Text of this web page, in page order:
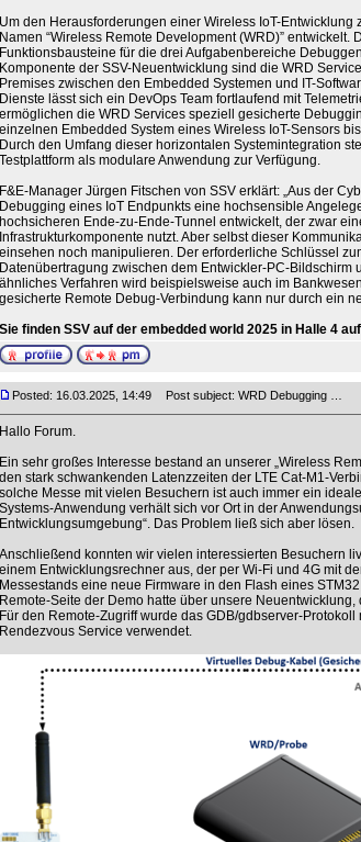
Um den Herausforderungen einer Wireless IoT-
Namen “Wireless Remote Development (WRD)” entwickelt.
Funktionsbausteine für die drei Aufgabenbereiche
Komponente der SSV-Neuentwicklung sind die WRD
Premises zwischen den Embedded Systemen und IT-
Dienste lässt sich ein DevOps Team fortlaufend mit
ermöglichen die WRD Services speziell gesicherte
einzelnen Embedded System eines Wireless IoT-Sensors
Durch den Umfang dieser horizontalen Systemintegration
Testplattform als modulare Anwendung zur Verfügung.
F&E-Manager Jürgen Fitschen von SSV erklärt: „Aus der
Debugging eines IoT Endpunkts eine hochsensible
hochsicheren Ende-zu-Ende-Tunnel entwickelt, der zwar
Infrastrukturkomponente nutzt. Aber selbst dieser
einsehen noch manipulieren. Der erforderliche Schlüssel
Datenübertragung zwischen dem Entwickler-PC-
ähnliches Verfahren wird beispielsweise auch im
gesicherte Remote Debug-Verbindung kann nur durch ein
Sie finden SSV auf der embedded world 2025 in Halle 4
Posted: 16.03.2025, 14:49 Post subject: WRD Debugging …
Hallo Forum.
Ein sehr großes Interesse bestand an unserer „Wireless
den stark schwankenden Latenzzeiten der LTE Cat-M1-
solche Messe mit vielen Besuchern ist auch immer ein
Systems-Anwendung verhält sich vor Ort in der
Entwicklungsumgebung“. Das Problem ließ sich aber lösen.
Anschließend konnten wir vielen interessierten Besuchern
einem Entwicklungsrechner aus, der per Wi-Fi und 4G mit
Messestands eine neue Firmware in den Flash eines
Remote-Seite der Demo hatte über unsere
Für den Remote-Zugriff wurde das GDB/gdbserver-
Rendezvous Service verwendet.